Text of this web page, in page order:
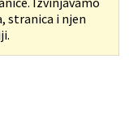
stranica i njen